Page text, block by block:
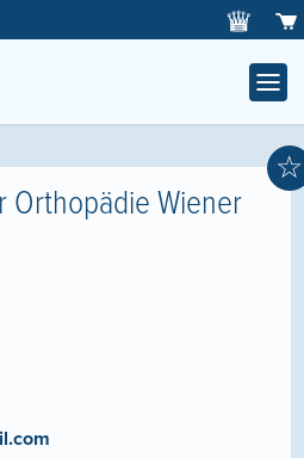
☆
Orthopädie Wiener